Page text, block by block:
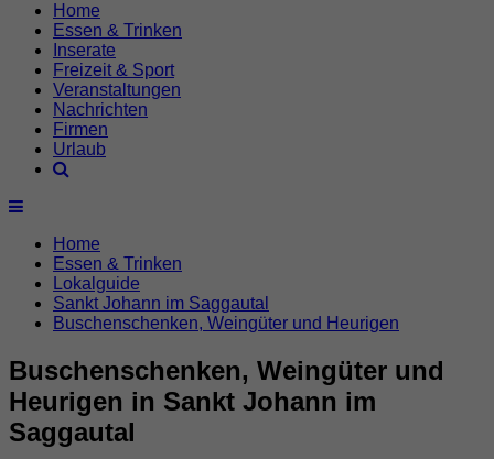
Home
Essen & Trinken
Inserate
Freizeit & Sport
Veranstaltungen
Nachrichten
Firmen
Urlaub
Home
Essen & Trinken
Lokalguide
Sankt Johann im Saggautal
Buschenschenken, Weingüter und Heurigen
Buschenschenken, Weingüter und
Heurigen in Sankt Johann im
Saggautal